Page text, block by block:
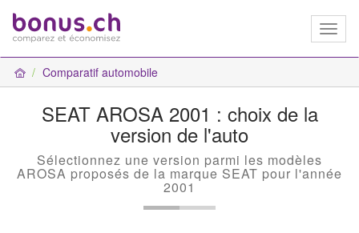
Comparatif automobile
SEAT AROSA 2001 : choix de la
version de l'auto
Sélectionnez une version parmi les modèles
AROSA proposés de la marque SEAT pour l'année
2001